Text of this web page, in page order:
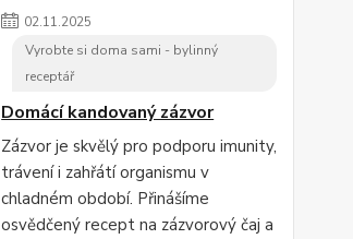
02.11.2025
Vyrobte si doma sami - bylinný
receptář
Domácí kandovaný zázvor
Zázvor je skvělý pro podporu imunity,
trávení i zahřátí organismu v
chladném období. Přinášíme
osvědčený recept na zázvorový čaj a